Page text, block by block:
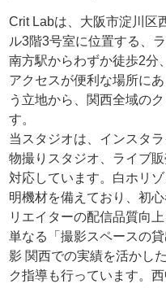
Crit Labは、大阪市淀川区
ル3階3号室に位置する、
南方駅からわずか徒歩2分
アクセスが便利な場所に
う立地から、関西全域の
す。
当スタジオは、インスタ
物撮りスタジオ、ライブ
対応しています。白ホリ
明機材を備えており、初
リエイターの配信品質向
単なる「撮影スペースの
影 関西での実績を活かし
ク指導も行っています。